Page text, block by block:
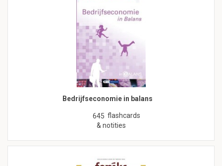
Bedrijfseconomie in balans
645 flashcards
& notities